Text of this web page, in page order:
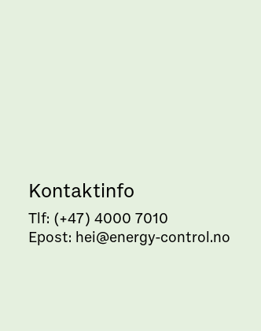
Kontaktinfo
Tlf: (+47) 4000 7010
Epost: hei@energy-control.no